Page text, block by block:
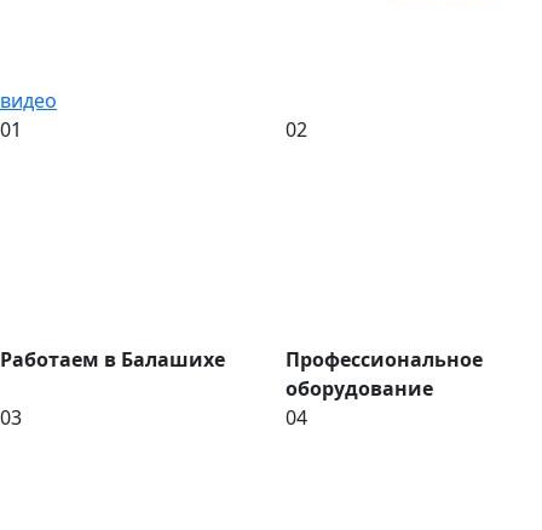
видео
01
Работаем в Балашихе
02
Профессиональное
оборудование
03
04